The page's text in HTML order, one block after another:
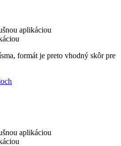
aplikáciou
formát je preto vhodný skôr pre
aplikáciou